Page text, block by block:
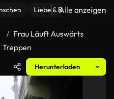
Liebe & Beziehungen
Alle anzeigen
Frau Läuft Auswärts
Treppen
Herunterladen